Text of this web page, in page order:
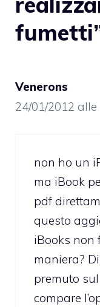
Venerons
24/01/2012 alle
non ho un
ma iBook
pdf
questo
iBooks non
maniera?
premuto
compare